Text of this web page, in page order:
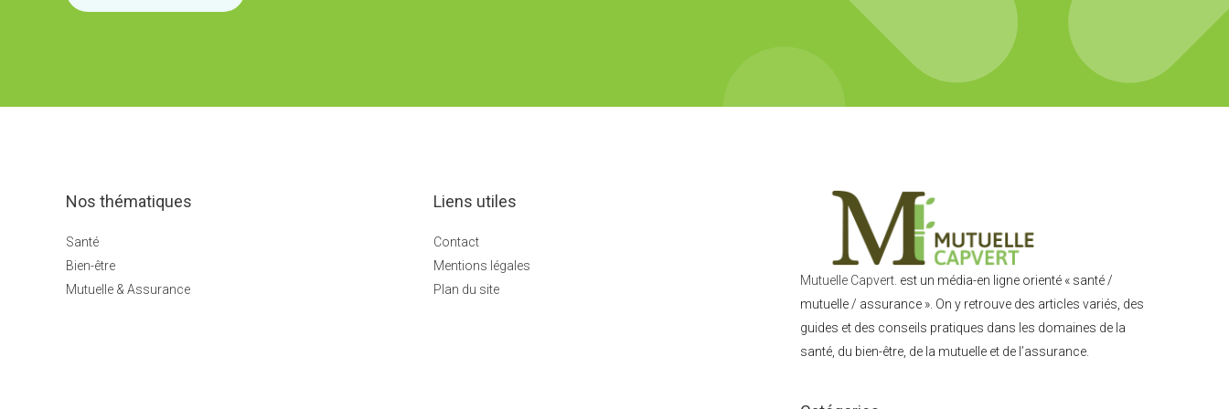
Nos thématiques
Santé
Bien-être
Mutuelle & Assurance
Liens utiles
Contact
Mentions légales
Plan du site
Mutuelle Capvert. est un média-en ligne orienté « santé /
mutuelle / assurance ». On y retrouve des articles variés, des
guides et des conseils pratiques dans les domaines de la
santé, du bien-être, de la mutuelle et de l’assurance.